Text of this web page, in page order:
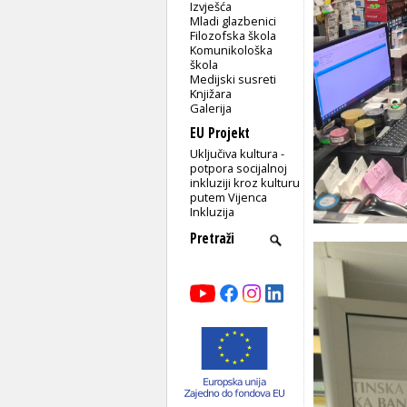
Izvješća
Mladi glazbenici
Filozofska škola
Komunikološka
škola
Medijski susreti
Knjižara
Galerija
EU Projekt
Uključiva kultura -
potpora socijalnoj
inkluziji kroz kulturu
putem Vijenca
Inkluzija